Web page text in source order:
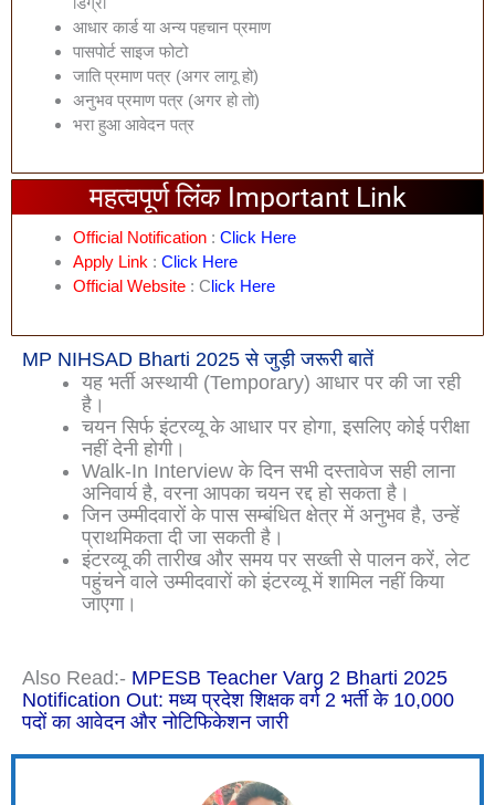
आधार कार्ड या अन्य पहचान प्रमाण
पासपोर्ट साइज फोटो
जाति प्रमाण पत्र (अगर लागू हो)
अनुभव प्रमाण पत्र (अगर हो तो)
भरा हुआ आवेदन पत्र
महत्वपूर्ण लिंक Important Link
Official Notification: Click Here
Apply Link : Click Here
Official Website: CLick Here
MP NIHSAD Bharti 2025 से जुड़ी जरूरी बातें
यह भर्ती अस्थायी (Temporary) आधार पर की जा रही
है।
चयन सिर्फ इंटरव्यू के आधार पर होगा, इसलिए कोई परीक्षा
नहीं देनी होगी।
Walk-In Interview के दिन सभी दस्तावेज सही लाना
अनिवार्य है, वरना आपका चयन रद्द हो सकता है।
जिन उम्मीदवारों के पास सम्बंधित क्षेत्र में अनुभव है, उन्हें
प्राथमिकता दी जा सकती है।
इंटरव्यू की तारीख और समय पर सख्ती से पालन करें, लेट
पहुंचने वाले उम्मीदवारों को इंटरव्यू में शामिल नहीं किया
जाएगा।
Also Read:- MPESB Teacher Varg 2 Bharti 2025
Notification Out: मध्य प्रदेश शिक्षक वर्ग 2 भर्ती के 10,000
पदों का आवेदन और नोटिफिकेशन जारी